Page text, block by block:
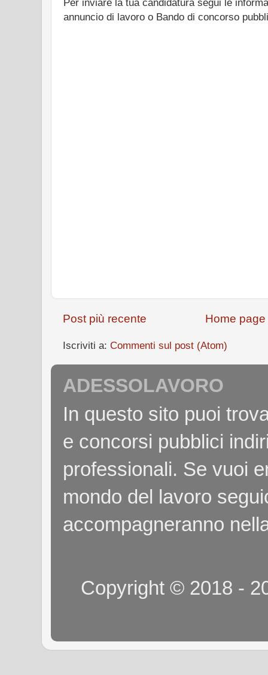
Per inviare la tua candidatura segui le
annuncio di lavoro o Bando di concorso
Post più recente Home page
Iscriviti a: Commenti sul post (Atom)
ADESSOLAVORO
In questo sito puoi
e concorsi pubblici
professionali. Se vuoi
mondo del lavoro
accompagneranno
Copyright © 2018 -